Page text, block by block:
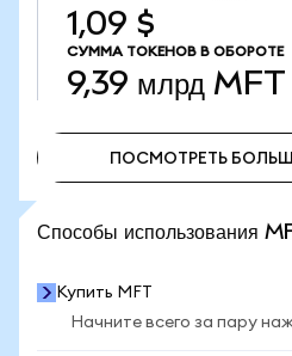
1,09 $
СУММА ТОКЕНОВ В ОБОРОТЕ
9,39 млрд MFT
ПОСМОТРЕТЬ
Способы использования
Купить MFT
Начните всего за пару